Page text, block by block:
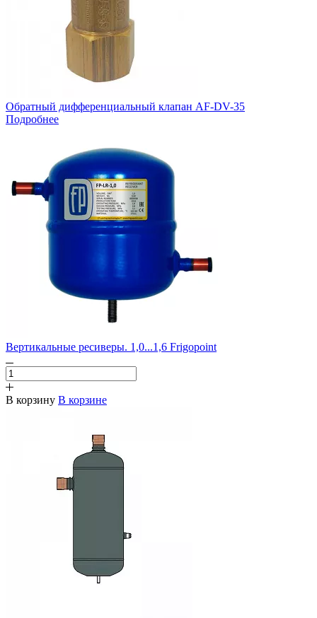
Обратный дифференциальный клапан AF-DV-35
Подробнее
Вертикальные ресиверы. 1,0...1,6 Frigopoint
В корзину В корзине